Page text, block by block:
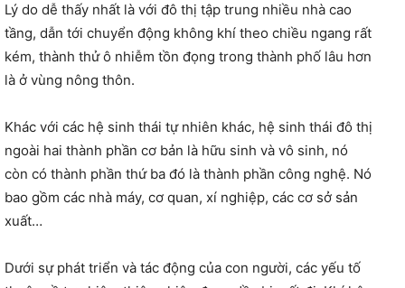
Lý do dễ thấy nhất là với đô thị tập trung nhiều nhà cao
tầng, dẫn tới chuyển động không khí theo chiều ngang rất
kém, thành thử ô nhiễm tồn đọng trong thành phố lâu hơn
là ở vùng nông thôn.
Khác với các hệ sinh thái tự nhiên khác, hệ sinh thái đô thị
ngoài hai thành phần cơ bản là hữu sinh và vô sinh, nó
còn có thành phần thứ ba đó là thành phần công nghệ. Nó
bao gồm các nhà máy, cơ quan, xí nghiệp, các cơ sở sản
xuất…
Dưới sự phát triển và tác động của con người, các yếu tố